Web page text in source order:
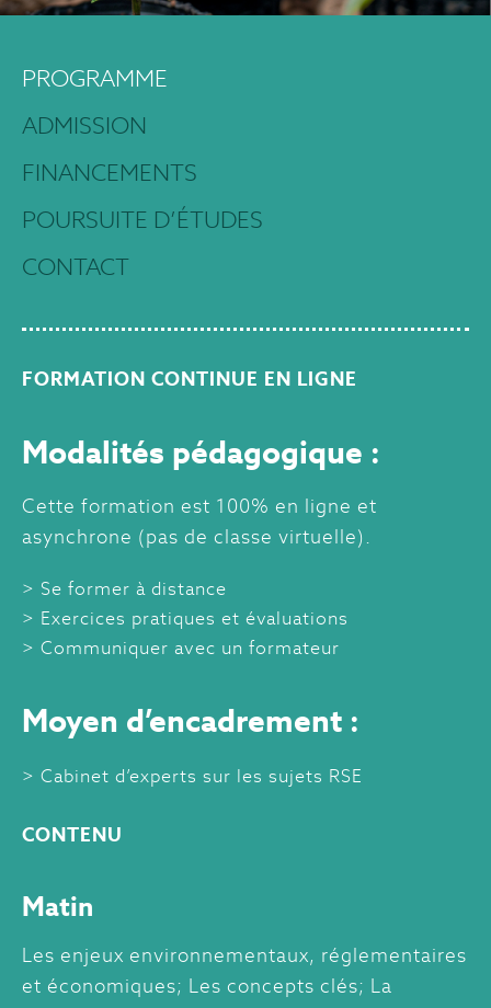
PROGRAMME
ADMISSION
FINANCEMENTS
POURSUITE D’ÉTUDES
CONTACT
FORMATION CONTINUE EN LIGNE
Modalités pédagogique :
Cette formation est 100% en ligne et
asynchrone (pas de classe virtuelle).
Se former à distance
Exercices pratiques et évaluations
Communiquer avec un formateur
Moyen d’encadrement :
Cabinet d’experts sur les sujets RSE
CONTENU
Matin
Les enjeux environnementaux, réglementaires
et économiques; Les concepts clés; La